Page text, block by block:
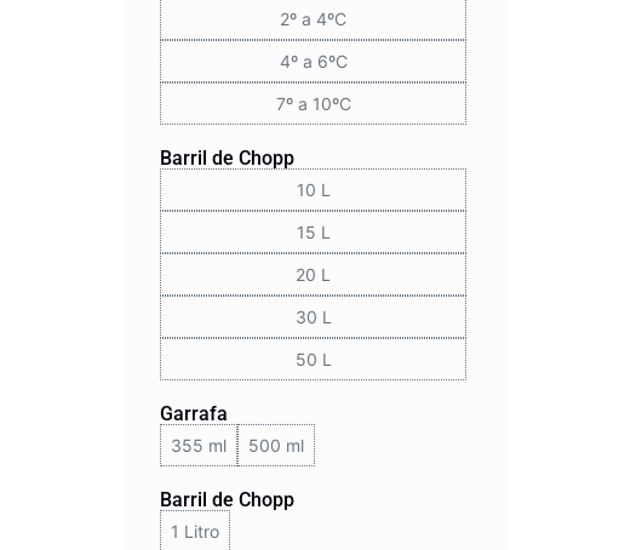
2º a 4ºC
4º a 6ºC
7º a 10ºC
Barril de Chopp
10 L
15 L
20 L
30 L
50 L
Garrafa
355 ml 500 ml
Barril de Chopp
1 Litro